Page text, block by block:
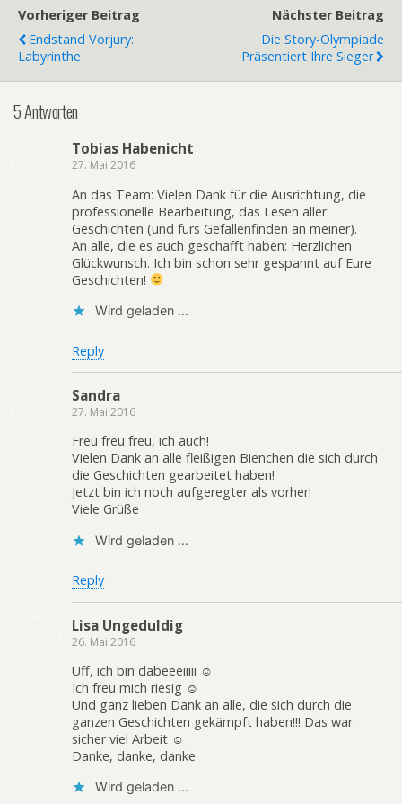
Vorheriger Beitrag
Endstand Vorjury:
Labyrinthe
Nächster Beitrag
Die Story-Olympiade
Präsentiert Ihre Sieger
5 Antworten
Tobias Habenicht
27. Mai 2016
An das Team: Vielen Dank für die Ausrichtung, die
professionelle Bearbeitung, das Lesen aller
Geschichten (und fürs Gefallenfinden an meiner).
An alle, die es auch geschafft haben: Herzlichen
Glückwunsch. Ich bin schon sehr gespannt auf Eure
Geschichten!
Wird geladen …
Reply
Sandra
27. Mai 2016
Freu freu freu, ich auch!
Vielen Dank an alle fleißigen Bienchen die sich durch
die Geschichten gearbeitet haben!
Jetzt bin ich noch aufgeregter als vorher!
Viele Grüße
Wird geladen …
Reply
Lisa Ungeduldig
26. Mai 2016
Uff, ich bin dabeeeiiiii ☺
Ich freu mich riesig ☺
Und ganz lieben Dank an alle, die sich durch die
ganzen Geschichten gekämpft haben!!! Das war
sicher viel Arbeit ☺
Danke, danke, danke
Wird geladen …